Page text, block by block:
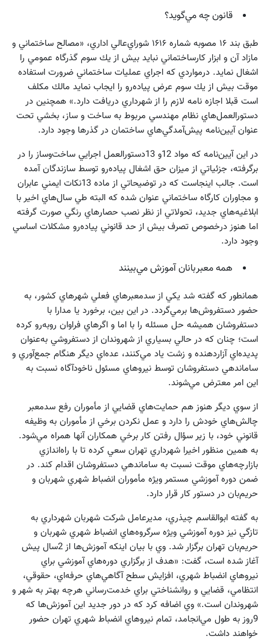
قانون چه مي‌گويد؟
طبق بند ۱۶ مصوبه شماره ۱۶۱۶ شوراي‌عالي اداري، «مصالح ساختماني و
مازاد آن و ابزار كارساختماني نبايد بيش از يك سوم گذرگاه عمومي را
اشغال نمايد. درمواردي كه اجراي عمليات ساختماني ضرورت استفاده
موقت بيش از يك سوم عرض پياده‌رو را ايجاب نمايد مالك مكلف
است قبلا اجازه نامه لازم را از شهرداري دريافت دارد.» همچنين در
دستورالعمل‌هاي نظام‌ مهندسي مربوط به ساخت و ساز، بخشي تحت
عنوان آيين‌نامه پيش‌آمدگي‌هاي ساختمان در گذرها وجود دارد.
در اين آيين‌نامه كه مواد 12و 13دستورالعمل اجرايي ساخت‌وساز را‌ در
برگرفته، جزئياتي از ميزان حق اشغال پياده‌رو توسط سازندگان آمده
است. جالب اينجاست كه در توضيحاتي از ماده 13نكات ايمني عابران
و مجاوران كارگاه ساختماني عنوان شده كه البته طي سال‌هاي اخير با
ابلاغيه‌هاي جديد، تحولاتي از نظر نصب حصارهاي رنگي صورت گرفته
اما هنوز درخصوص تصرف بيش از حد قانوني پياده‌رو مشكلات اساسي
وجود دارد.
همه معبربانان آموزش مي‌بينند
همانطور كه گفته شد يكي از سدمعبرهاي فعلي شهرهاي كشور، به
حضور دستفروش‌ها برمي‌گردد. در اين بين، برخورد يا مدارا با
دستفروشان هميشه حل مسئله را با اما و اگرهاي فراوان روبه‌رو كرده
است؛ چنان كه در حالي بسياري از شهروندان از دستفروشي به‌عنوان
پديده‌اي آزاردهنده و زشت ياد مي‌كنند، عده‌اي ديگر هنگام جمع‌آوري و
ساماندهي دستفروشان توسط نيروهاي مسئول ناخودآگاه نسبت به
اين امر معترض مي‌شوند.
از سوي ديگر هنوز هم حمايت‌هاي قضايي از مأموران رفع سدمعبر
چالش‌هاي خودش را دارد و عمل نكردن برخي از مأموران به وظيفه
قانوني خود، با زير سؤال رفتن كار برخي همكاران آنها همراه مي‌شود.
به همين منظور اخيرا شهرداري تهران سعي كرده تا با راه‌اندازي
بازارچه‌هاي موقت نسبت به ساماندهي دستفروشان اقدام كند. در
ضمن دوره آموزشي مستمر ويژه مأموران انضباط شهري شهربان و
حريم‌بان در دستور كار قرار دارد.
به گفته ابوالقاسم چيذري، مديرعامل شركت شهربان شهرداري به
تازگي نيز دوره آموزشي ويژه سرگروه‌هاي انضباط شهري شهربان و
حريم‌بان تهران برگزار شد. وي با بيان اينكه آموزش‌ها از 2سال پيش
آغاز شده است، گفت: «هدف از برگزاري دوره‌هاي آموزشي براي
نيروهاي انضباط شهري، افزايش سطح آگاهي‌هاي حرفه‌اي، حقوقي،
انتظامي، قضايي و روانشناختي براي خدمت‌رساني هرچه بهتر به شهر و
شهروندان است.» وي اضافه كرد كه در دور جديد اين آموزش‌ها كه
9روز به طول مي‌انجامد، تمام نيروهاي انضباط شهري تهران حضور
خواهند داشت.